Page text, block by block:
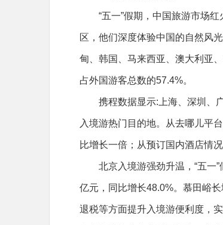
“五一”假期，中国旅游市场
区，他们深度体验中国的自然风
甸、韩国、马来西亚、澳大利亚
占外国游客总数的57.4%。
携程数据显示:上海、深圳、
入境游热门目的地。从去哪儿平
比增长一倍；从预订国内酒店情
北京入境游强劲升温，“五一
亿元，同比增长48.0%。慕田峪
退税等方面提升入境游便利度，